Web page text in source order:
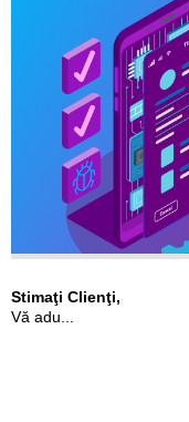
Stimaţi Сlienţi,
Vă adu...